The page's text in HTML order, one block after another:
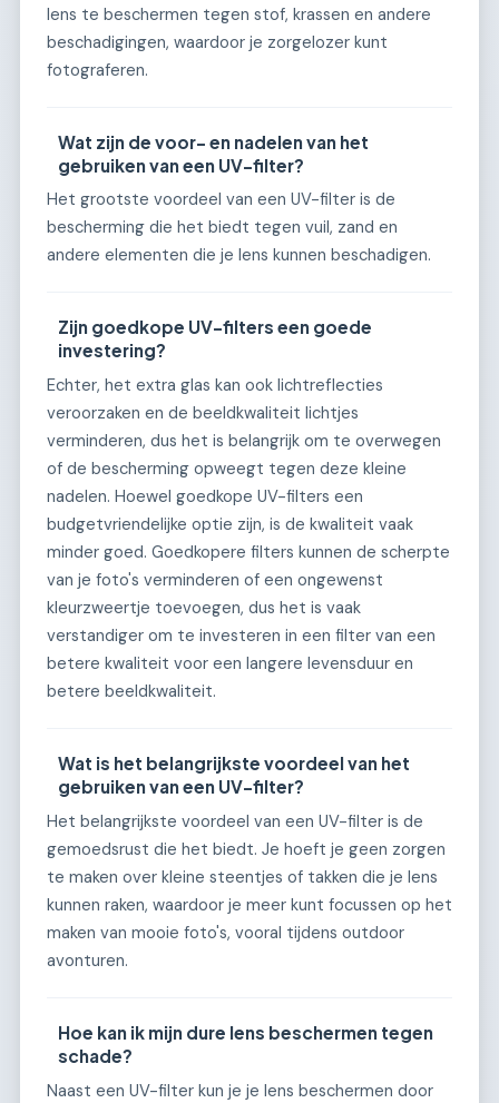
lens te beschermen tegen stof, krassen en andere
beschadigingen, waardoor je zorgelozer kunt
fotograferen.
Wat zijn de voor- en nadelen van het
gebruiken van een UV-filter?
Het grootste voordeel van een UV-filter is de
bescherming die het biedt tegen vuil, zand en
andere elementen die je lens kunnen beschadigen.
Zijn goedkope UV-filters een goede
investering?
Echter, het extra glas kan ook lichtreflecties
veroorzaken en de beeldkwaliteit lichtjes
verminderen, dus het is belangrijk om te overwegen
of de bescherming opweegt tegen deze kleine
nadelen. Hoewel goedkope UV-filters een
budgetvriendelijke optie zijn, is de kwaliteit vaak
minder goed. Goedkopere filters kunnen de scherpte
van je foto's verminderen of een ongewenst
kleurzweertje toevoegen, dus het is vaak
verstandiger om te investeren in een filter van een
betere kwaliteit voor een langere levensduur en
betere beeldkwaliteit.
Wat is het belangrijkste voordeel van het
gebruiken van een UV-filter?
Het belangrijkste voordeel van een UV-filter is de
gemoedsrust die het biedt. Je hoeft je geen zorgen
te maken over kleine steentjes of takken die je lens
kunnen raken, waardoor je meer kunt focussen op het
maken van mooie foto's, vooral tijdens outdoor
avonturen.
Hoe kan ik mijn dure lens beschermen tegen
schade?
Naast een UV-filter kun je je lens beschermen door